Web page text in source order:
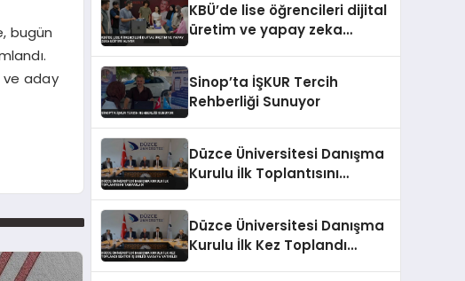
bugün
ve aday
KBÜ’de lise öğrencileri dijital
üretim ve yapay zeka
Sinop’ta İŞKUR Tercih
Rehberliği Sunuyor
Düzce Üniversitesi Danışma
Kurulu İlk Toplantısını
Düzce Üniversitesi Danışma
Kurulu İlk Kez Toplandı